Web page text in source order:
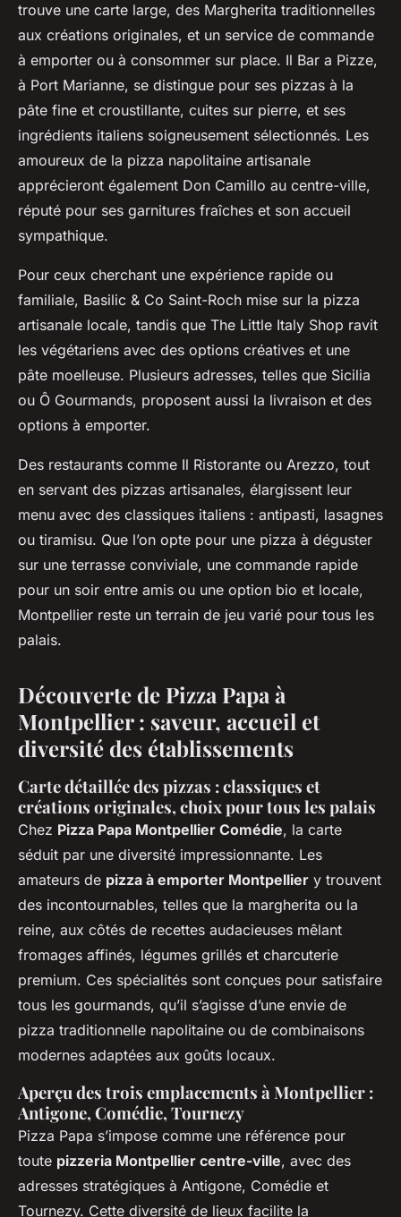
trouve une carte large, des Margherita traditionnelles
aux créations originales, et un service de commande
à emporter ou à consommer sur place. Il Bar a Pizze,
à Port Marianne, se distingue pour ses pizzas à la
pâte fine et croustillante, cuites sur pierre, et ses
ingrédients italiens soigneusement sélectionnés. Les
amoureux de la pizza napolitaine artisanale
apprécieront également Don Camillo au centre-ville,
réputé pour ses garnitures fraîches et son accueil
sympathique.
Pour ceux cherchant une expérience rapide ou
familiale, Basilic & Co Saint-Roch mise sur la pizza
artisanale locale, tandis que The Little Italy Shop ravit
les végétariens avec des options créatives et une
pâte moelleuse. Plusieurs adresses, telles que Sicilia
ou Ô Gourmands, proposent aussi la livraison et des
options à emporter.
Des restaurants comme Il Ristorante ou Arezzo, tout
en servant des pizzas artisanales, élargissent leur
menu avec des classiques italiens : antipasti, lasagnes
ou tiramisu. Que l’on opte pour une pizza à déguster
sur une terrasse conviviale, une commande rapide
pour un soir entre amis ou une option bio et locale,
Montpellier reste un terrain de jeu varié pour tous les
palais.
Découverte de Pizza Papa à
Montpellier : saveur, accueil et
diversité des établissements
Carte détaillée des pizzas : classiques et
créations originales, choix pour tous les palais
Chez Pizza Papa Montpellier Comédie, la carte
séduit par une diversité impressionnante. Les
amateurs de pizza à emporter Montpellier y trouvent
des incontournables, telles que la margherita ou la
reine, aux côtés de recettes audacieuses mêlant
fromages affinés, légumes grillés et charcuterie
premium. Ces spécialités sont conçues pour satisfaire
tous les gourmands, qu’il s’agisse d’une envie de
pizza traditionnelle napolitaine ou de combinaisons
modernes adaptées aux goûts locaux.
Aperçu des trois emplacements à Montpellier :
Antigone, Comédie, Tournezy
Pizza Papa s’impose comme une référence pour
toute pizzeria Montpellier centre-ville, avec des
adresses stratégiques à Antigone, Comédie et
Tournezy. Cette diversité de lieux facilite la